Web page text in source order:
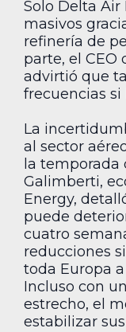
Solo Delta Air
masivos
refinería de
parte, el CEO
advirtió que
frecuencias si
La
al sector
la temporada
Galimberti,
Energy,
puede
cuatro
reducciones
toda Europa
Incluso con
estrecho, el
estabilizar